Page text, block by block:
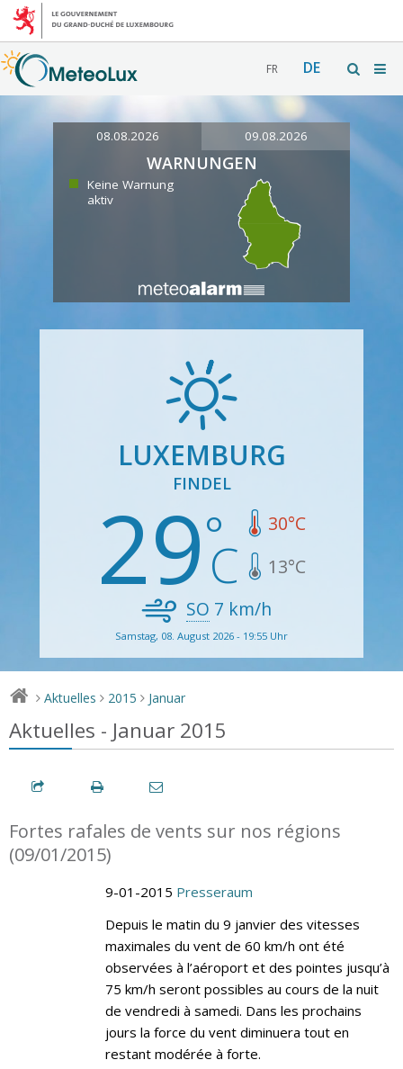
FR DE
08.08.2026 09.08.2026
WARNUNGEN
Keine Warnung
aktiv
LUXEMBURG
FINDEL
29 30°C
13°C
SO 7 km/h
Samstag, 08. August 2026 - 19:55 Uhr
> Aktuelles > 2015 > Januar
Aktuelles - Januar 2015
Fortes rafales de vents sur nos régions
(09/01/2015)
9-01-2015 Presseraum
Depuis le matin du 9 janvier des vitesses
maximales du vent de 60 km/h ont été
observées à l’aéroport et des pointes jusqu’à
75 km/h seront possibles au cours de la nuit
de vendredi à samedi. Dans les prochains
jours la force du vent diminuera tout en
restant modérée à forte.